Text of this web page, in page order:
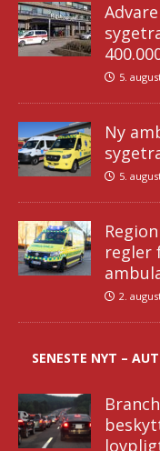
5.
Ny
5.
regler
2.
SENESTE NYT –